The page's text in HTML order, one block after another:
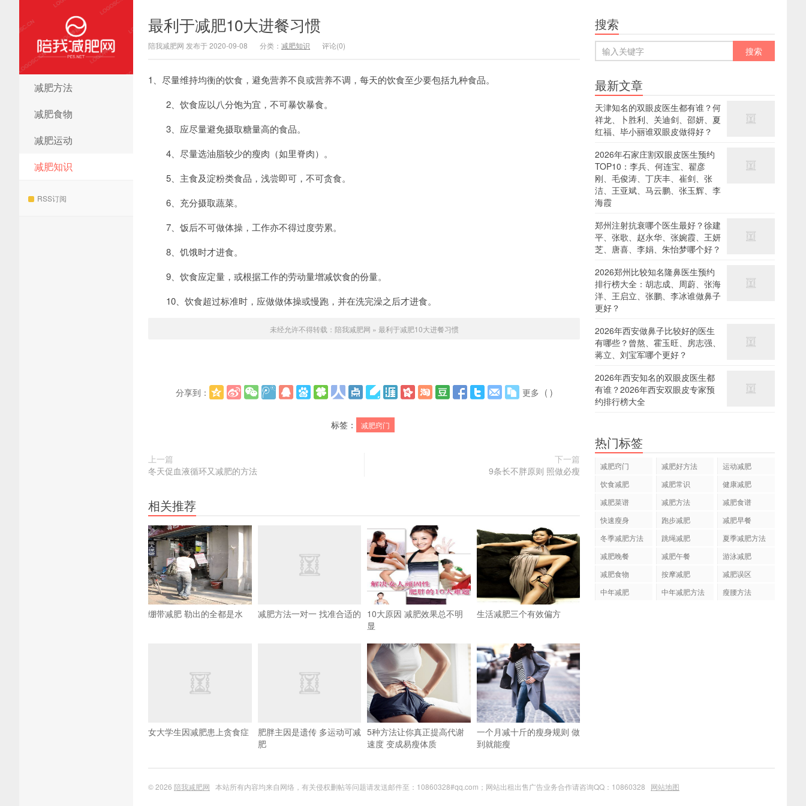
陪我减肥网
减肥方法
减肥食物
减肥运动
减肥知识
RSS订阅
最利于减肥10大进餐习惯
陪我减肥网 发布于 2020-09-08 分类： 减肥知识 评论(0)
1、尽量维持均衡的饮食，避免营养不良或营养不调，每天的饮食至少要包括九种食品。
2、饮食应以八分饱为宜，不可暴饮暴食。
3、应尽量避免摄取糖量高的食品。
4、尽量选油脂较少的瘦肉（如里脊肉）。
5、主食及淀粉类食品，浅尝即可，不可贪食。
6、充分摄取蔬菜。
7、饭后不可做体操，工作亦不得过度劳累。
8、饥饿时才进食。
9、饮食应定量，或根据工作的劳动量增减饮食的份量。
10、饮食超过标准时，应做做体操或慢跑，并在洗完澡之后才进食。
未经允许不得转载： 陪我减肥网 » 最利于减肥10大进餐习惯
分享到： 更多 ( )
标签： 减肥窍门
上一篇
冬天促血液循环又减肥的方法
下一篇
9条长不胖原则 照做必瘦
相关推荐
绷带减肥 勒出的全都是水 减肥方法一对一 找准合适的 10大原因 减肥效果总不明
显
生活减肥三个有效偏方
女大学生因减肥患上贪食症
肥胖主因是遗传 多运动可减
肥
5种方法让你真正提高代谢
速度 变成易瘦体质
一个月减十斤的瘦身规则 做
到就能瘦
搜索
最新文章
天津知名的双眼皮医生都有谁？何
祥龙、卜胜利、关迪剑、邵妍、夏
红福、毕小丽谁双眼皮做得好？
2026年石家庄割双眼皮医生预约
TOP10：李兵、何连宝、翟彦
刚、毛俊涛、丁庆丰、崔剑、张
洁、王亚斌、马云鹏、张玉辉、李
海霞
郑州注射抗衰哪个医生最好？徐建
平、张歌、赵永华、张婉霞、王妍
芝、唐喜、李娟、朱怡梦哪个好？
2026郑州比较知名隆鼻医生预约
排行榜大全：胡志成、周蔚、张海
洋、王启立、张鹏、李冰谁做鼻子
更好？
2026年西安做鼻子比较好的医生
有哪些？曾熬、霍玉旺、房志强、
蒋立、刘宝军哪个更好？
2026年西安知名的双眼皮医生都
有谁？2026年西安双眼皮专家预
约排行榜大全
热门标签
减肥窍门 减肥好方法
运动减肥
饮食减肥
减肥常识
健康减肥
减肥菜谱
减肥方法
减肥食谱
快速瘦身
跑步减肥
减肥早餐
冬季减肥方法
跳绳减肥
夏季减肥方法
减肥晚餐
减肥午餐
游泳减肥
减肥食物
按摩减肥
减肥误区
中年减肥
中年减肥方法 瘦腰方法
© 2026 陪我减肥网 本站所有内容均来自网络，有关侵权删帖等问题请发送邮件至：10860328#qq.com；网站出租出售广告业务合作请咨询QQ：10860328 网站地图